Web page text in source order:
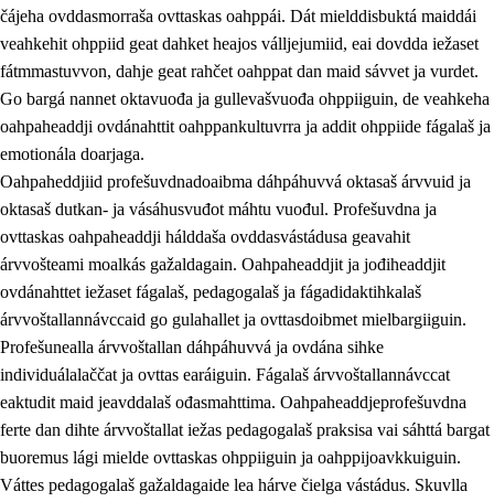
3.4 Oahpahus oahppofitnodagas ja bargoeallimis
3.5 Profešuvdnasearvevuohta ja skuvlaovdáneapmi
čájeha ovddasmorraša ovttaskas oahppái. Dát mielddisbuktá maiddái
veahkehit ohppiid geat dahket heajos válljejumiid, eai dovdda iežaset
fátmmastuvvon, dahje geat rahčet oahppat dan maid sávvet ja vurdet.
Go bargá nannet oktavuođa ja gullevašvuođa ohppiiguin, de veahkeha
oahpaheaddji ovdánahttit oahppankultuvrra ja addit ohppiide fágalaš ja
emotionála doarjaga.
Oahpaheddjiid profešuvdnadoaibma dáhpáhuvvá oktasaš árvvuid ja
oktasaš dutkan- ja vásáhusvuđot máhtu vuođul. Profešuvdna ja
ovttaskas oahpaheaddji hálddaša ovddasvástádusa geavahit
árvvošteami moalkás gažaldagain. Oahpaheaddjit ja jođiheaddjit
ovdánahttet iežaset fágalaš, pedagogalaš ja fágadidaktihkalaš
árvvoštallannávccaid go gulahallet ja ovttasdoibmet mielbargiiguin.
Profešunealla árvvoštallan dáhpáhuvvá ja ovdána sihke
individuálalaččat ja ovttas earáiguin. Fágalaš árvvoštallannávccat
eaktudit maid jeavddalaš ođasmahttima. Oahpaheaddjeprofešuvdna
ferte dan dihte árvvoštallat iežas pedagogalaš praksisa vai sáhttá bargat
buoremus lági mielde ovttaskas ohppiiguin ja oahppijoavkkuiguin.
Váttes pedagogalaš gažaldagaide lea hárve čielga vástádus. Skuvlla